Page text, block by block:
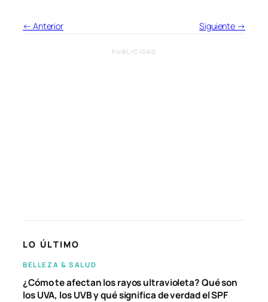
← Anterior Siguiente →
PUBLICIDAD
LO ÚLTIMO
BELLEZA & SALUD
¿Cómo te afectan los rayos ultravioleta? Qué son
los UVA, los UVB y qué significa de verdad el SPF